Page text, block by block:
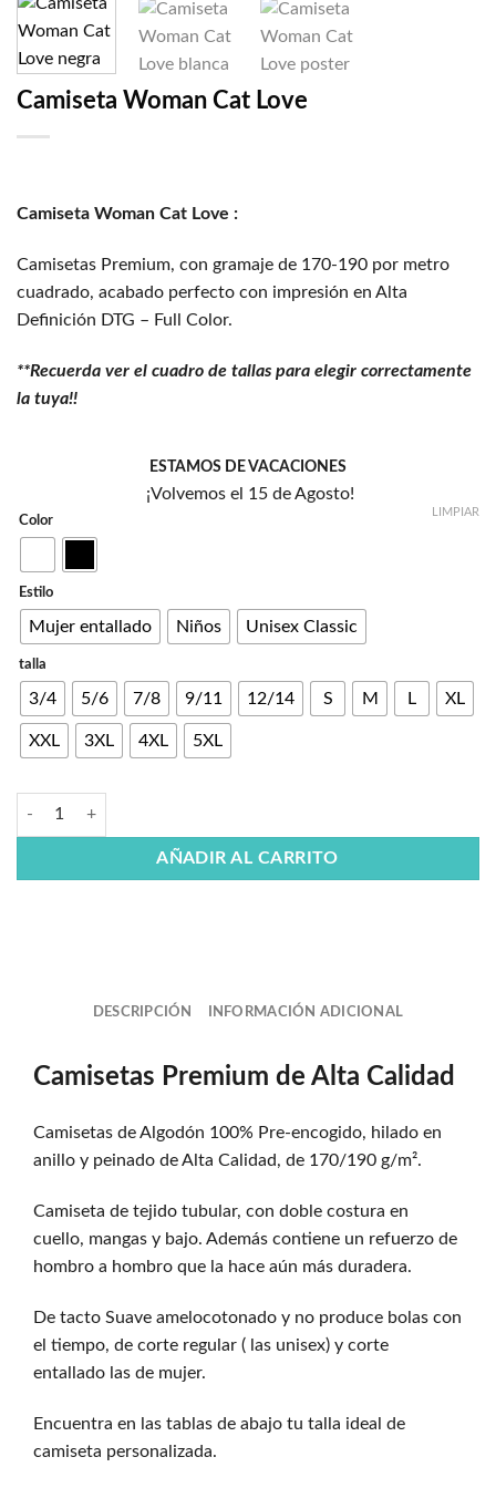
Camiseta Woman Cat Love
Camiseta Woman Cat Love :
Camisetas Premium, con gramaje de 170-190 por metro
cuadrado, acabado perfecto con impresión en Alta
Definición DTG – Full Color.
**Recuerda ver el cuadro de tallas para elegir correctamente
la tuya!!
ESTAMOS DE VACACIONES
¡Volvemos el 15 de Agosto!
Color
Estilo
Mujer entallado Niños Unisex Classic
talla
3/4 5/6 7/8 9/11 12/14 S M L XL
XXL 3XL 4XL 5XL
LIMPIAR
AÑADIR AL CARRITO
DESCRIPCIÓN INFORMACIÓN ADICIONAL
Camisetas Premium de Alta Calidad
Camisetas de Algodón 100% Pre-encogido, hilado en
anillo y peinado de Alta Calidad, de 170/190 g/m².
Camiseta de tejido tubular, con doble costura en
cuello, mangas y bajo. Además contiene un refuerzo de
hombro a hombro que la hace aún más duradera.
De tacto Suave amelocotonado y no produce bolas con
el tiempo, de corte regular ( las unisex) y corte
entallado las de mujer.
Encuentra en las tablas de abajo tu talla ideal de
camiseta personalizada.